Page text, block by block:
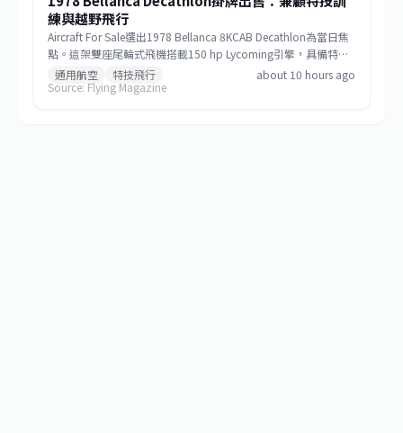
練與越野飛行
Aircraft For Sale選出1978 Bellanca 8KCAB Decathlon為當日焦
點。這架雙座尾輪式飛機搭載150 hp Lycoming引擎，具備特技
訓練及越野旅行能力，並隨附兩具緊急降落傘，目前掛牌價格為
98,500美元。
通用航空 特技飛行
about 10 hours ago
Source: Flying Magazine